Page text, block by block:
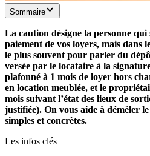
Sommaire
La caution désigne la personne qui
paiement de vos loyers, mais dans
le plus souvent pour parler du
versée par le locataire à la
plafonné à 1 mois de loyer hors
en location meublée, et le
mois suivant l’état des lieux de
justifiée). On vous aide à démêler
simples et concrètes.
Les infos clés